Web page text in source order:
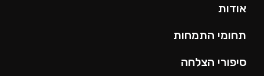
אודות
תחומי התמחות
סיפורי הצלחה